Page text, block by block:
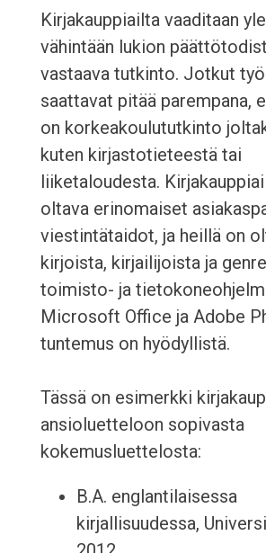
Kirjakauppiailta vaaditaan
vähintään lukion
vastaava tutkinto. Jotkut
saattavat pitää parempana,
on korkeakoulututkinto
kuten kirjastotieteestä tai
liiketaloudesta.
oltava erinomaiset
viestintätaidot, ja heillä on
kirjoista, kirjailijoista ja
toimisto- ja
Microsoft Office ja Adobe
tuntemus on hyödyllistä.
Tässä on esimerkki
ansioluetteloon sopivasta
kokemusluettelosta:
B.A. englantilaisessa
kirjallisuudessa,